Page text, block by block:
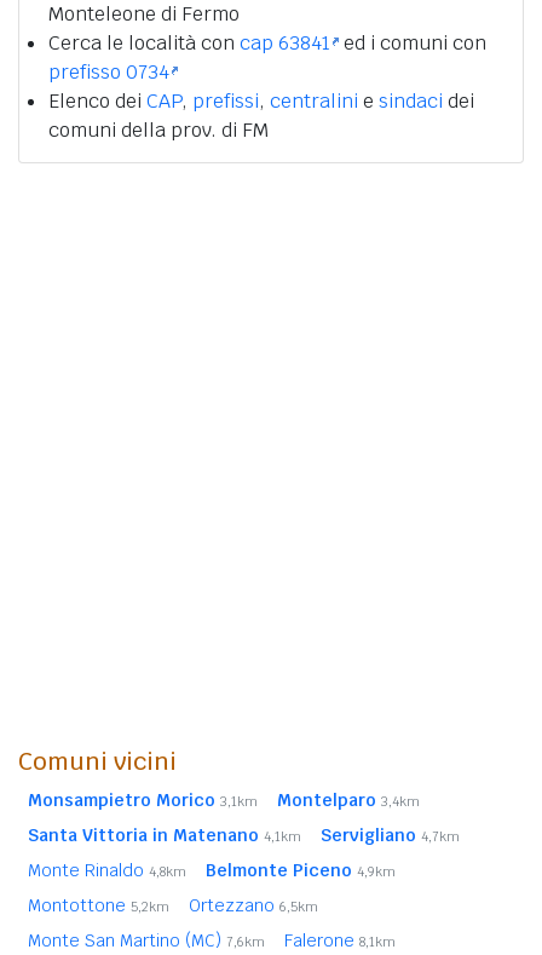
Monteleone di Fermo
Cerca le località con cap 63841 ed i comuni con
prefisso 0734
Elenco dei CAP, prefissi, centralini e sindaci dei
comuni della prov. di FM
Comuni vicini
Monsampietro Morico 3,1km Montelparo 3,4km
Santa Vittoria in Matenano 4,1km Servigliano 4,7km
Monte Rinaldo 4,8km Belmonte Piceno 4,9km
Montottone 5,2km Ortezzano 6,5km
Monte San Martino (MC) 7,6km Falerone 8,1km